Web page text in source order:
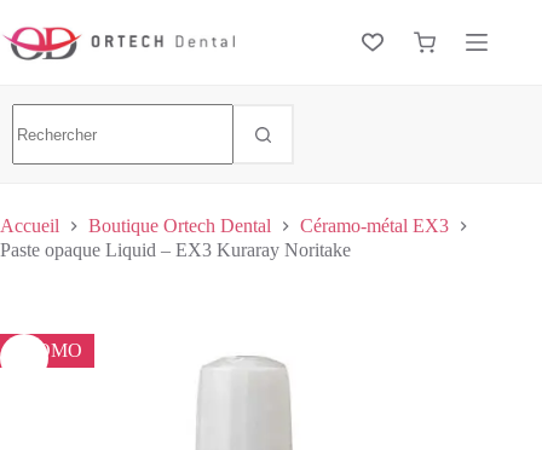
Accueil Boutique Ortech Dental
Céramo-métal EX3
Paste opaque Liquid – EX3 Kuraray Noritake
PROMO